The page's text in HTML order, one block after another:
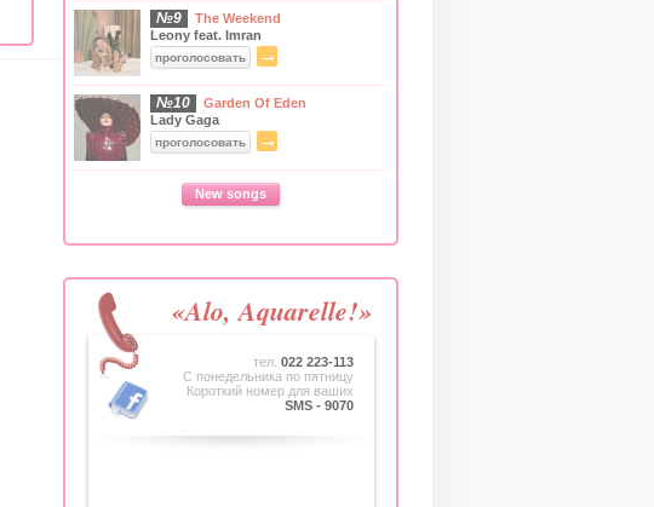
№9
The Weekend
Leony feat. Imran
проголосовать →
№10
Garden Of Eden
Lady Gaga
проголосовать →
New songs
«Alo, Aquarelle!»
тел. 022 223-113
C понедельника по пятницу
Короткий номер для ваших
SMS - 9070